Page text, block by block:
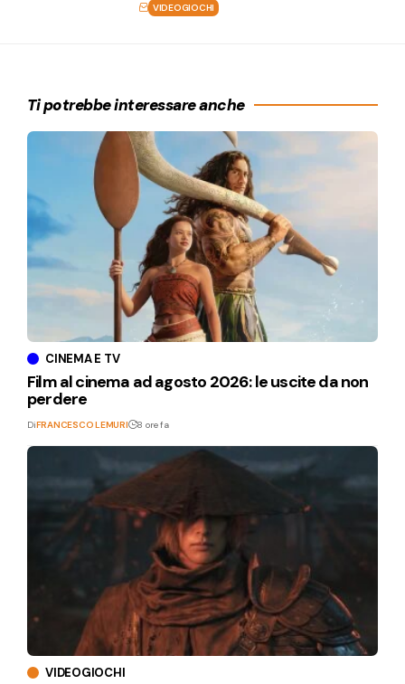
VIDEOGIOCHI
Ti potrebbe interessare anche
CINEMA E TV
Film al cinema ad agosto 2026: le uscite da non
perdere
DiFRANCESCO LEMURI 8 ore fa
VIDEOGIOCHI